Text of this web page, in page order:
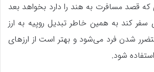
قصد مسافرت به هند را دارد بخواهد بعد
سفر کند به همین خاطر تبدیل روپیه به ارز
شدن فرد می‌شود و بهتر است از ارز‌های
شود.